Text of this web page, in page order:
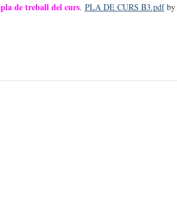
pla de treball del curs. PLA DE CURS B3.pdfby